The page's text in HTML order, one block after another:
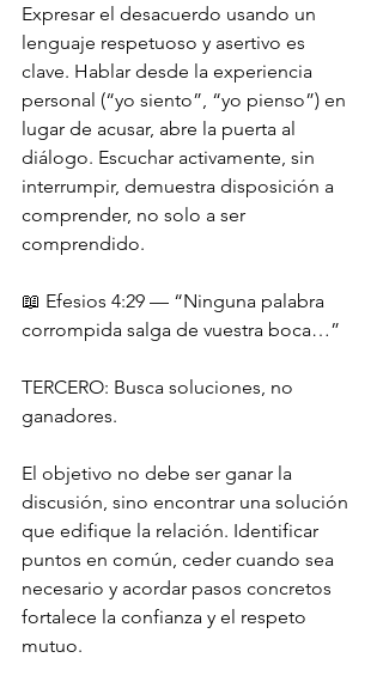
Expresar el desacuerdo usando un
lenguaje respetuoso y asertivo es
clave. Hablar desde la experiencia
personal (“yo siento”, “yo pienso”) en
lugar de acusar, abre la puerta al
diálogo. Escuchar activamente, sin
interrumpir, demuestra disposición a
comprender, no solo a ser
comprendido.
📖 Efesios 4:29 — “Ninguna palabra
corrompida salga de vuestra boca…”
TERCERO: Busca soluciones, no
ganadores.
El objetivo no debe ser ganar la
discusión, sino encontrar una solución
que edifique la relación. Identificar
puntos en común, ceder cuando sea
necesario y acordar pasos concretos
fortalece la confianza y el respeto
mutuo.